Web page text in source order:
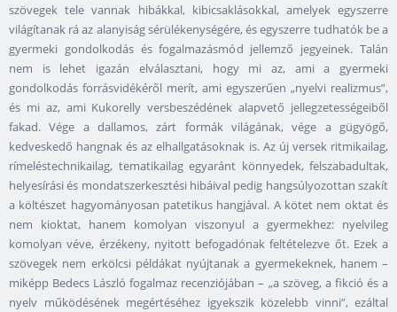
szövegek tele vannak hibákkal, kibicsaklásokkal, amelyek egyszerre
világítanak rá az alanyiság sérülékenységére, és egyszerre tudhatók be a
gyermeki gondolkodás és fogalmazásmód jellemző jegyeinek. Talán
nem is lehet igazán elválasztani, hogy mi az, ami a gyermeki
gondolkodás forrásvidékéről merít, ami egyszerűen „nyelvi realizmus”,
és mi az, ami Kukorelly versbeszédének alapvető jellegzetességeiből
fakad. Vége a dallamos, zárt formák világának, vége a gügyögő,
kedveskedő hangnak és az elhallgatásoknak is. Az új versek ritmikailag,
rímeléstechnikailag, tematikailag egyaránt könnyedek, felszabadultak,
helyesírási és mondatszerkesztési hibáival pedig hangsúlyozottan szakít
a költészet hagyományosan patetikus hangjával. A kötet nem oktat és
nem kioktat, hanem komolyan viszonyul a gyermekhez: nyelvileg
komolyan véve, érzékeny, nyitott befogadónak feltételezve őt. Ezek a
szövegek nem erkölcsi példákat nyújtanak a gyermekeknek, hanem –
miképp Bedecs László fogalmaz recenziójában – „a szöveg, a fikció és a
nyelv működésének megértéséhez igyekszik közelebb vinni”, ezáltal